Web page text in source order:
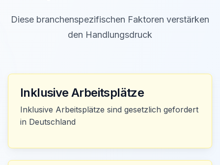
Diese branchenspezifischen Faktoren verstärken
den Handlungsdruck
Inklusive Arbeitsplätze
Inklusive Arbeitsplätze sind gesetzlich gefordert
in Deutschland